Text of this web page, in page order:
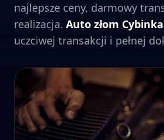
najlepsze ceny, darmowy
realizacja. Auto złom Cybinka
uczciwej transakcji i pełnej